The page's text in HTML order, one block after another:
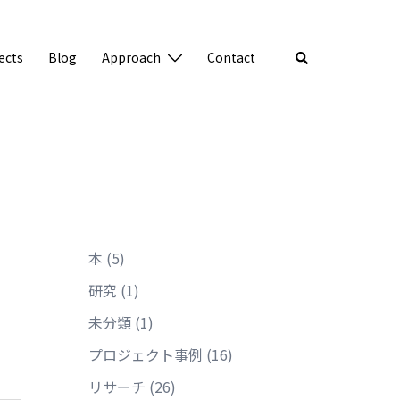
Blog Approach Contact 検
索
本 (5)
研究 (1)
未分類(1)
プロジェクト事例 (16)
リサーチ (26)